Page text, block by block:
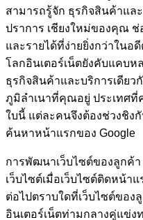
สามารถรู้จัก ธุรกิจสินค้าแล
ปราการ เชียงใหม่ของคุณ ช่
และรายได้ที่ง่ายยิ่งกว่าในอ
โลกอินเตอร์เน็ตยังคับแคบ
ธุรกิจสินค้าและบริการเดียว
ภูมิลำเนาที่คุณอยู่ ประเทศ
ใบนี้ แต่ละคนจึงต้องช่วงชิง
ค้นหาหน้าแรกของ Google
การพัฒนาเว็บไซต์ของลูกค้า
เว็บไซต์เมื่อเว็บไซต์ติดหน้า
ต่อไปตราบใดที่เว็บไซต์ขอ
อินเตอร์เน็ตท่ามกลางคู่แข่